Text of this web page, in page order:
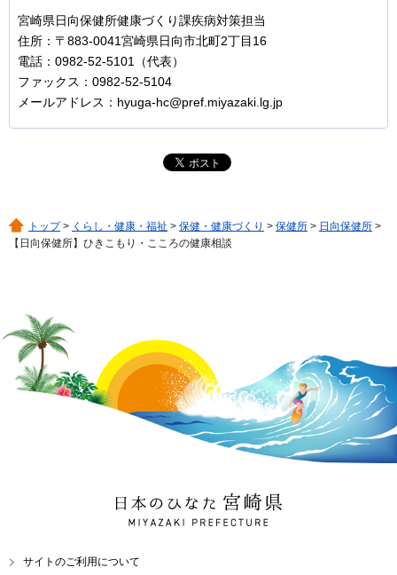
宮崎県日向保健所健康づくり課疾病対策担当
住所：〒883-0041宮崎県日向市北町2丁目16
電話：0982-52-5101（代表）
ファックス：0982-52-5104
メールアドレス：hyuga-hc@pref.miyazaki.lg.jp
トップ> くらし・健康・福祉 > 保健・健康づくり > 保健所 > 日向保健所 >
【日向保健所】ひきこもり・こころの健康相談
日本のひなた 宮崎県
MIYAZAKI PREFECTURE
サイトのご利用について